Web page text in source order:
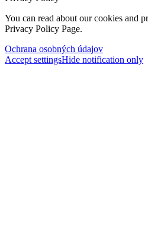
You can read about our cookies and
Privacy Policy Page.
Ochrana osobných údajov
Accept settingsHide notification only